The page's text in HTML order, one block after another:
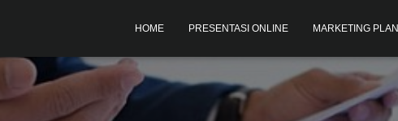
HOME PRESENTASI ONLINE MARKETING PLAN